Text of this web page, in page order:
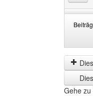
der
Zeit
by
Gehe zu